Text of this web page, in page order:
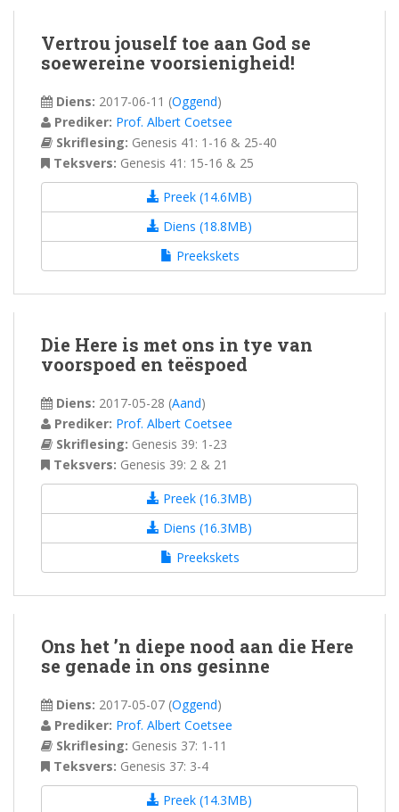
Vertrou jouself toe aan God se
soewereine voorsienigheid!
Diens: 2017-06-11 (Oggend)
Prediker: Prof. Albert Coetsee
Skriflesing: Genesis 41: 1-16 & 25-40
Teksvers: Genesis 41: 15-16 & 25
Preek (14.6MB)
Diens (18.8MB)
Preekskets
Die Here is met ons in tye van
voorspoed en teëspoed
Diens: 2017-05-28 (Aand)
Prediker: Prof. Albert Coetsee
Skriflesing: Genesis 39: 1-23
Teksvers: Genesis 39: 2 & 21
Preek (16.3MB)
Diens (16.3MB)
Preekskets
Ons het ’n diepe nood aan die Here
se genade in ons gesinne
Diens: 2017-05-07 (Oggend)
Prediker: Prof. Albert Coetsee
Skriflesing: Genesis 37: 1-11
Teksvers: Genesis 37: 3-4
Preek (14.3MB)